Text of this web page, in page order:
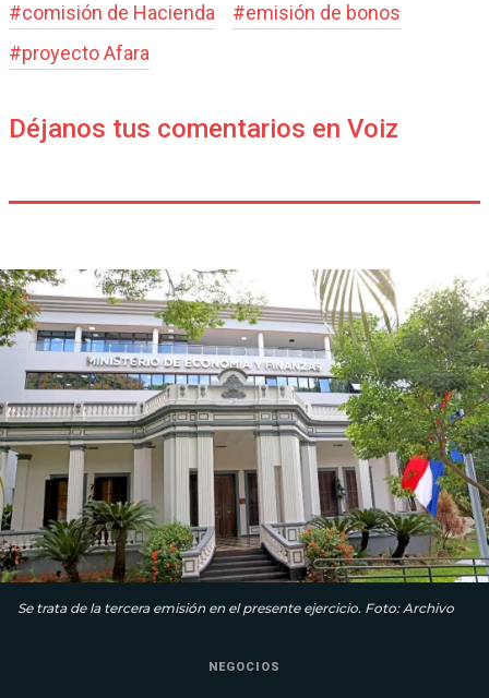
#comisión de Hacienda #emisión de bonos
#proyecto Afara
Déjanos tus comentarios en Voiz
Se trata de la tercera emisión en el presente ejercicio. Foto: Archivo
NEGOCIOS